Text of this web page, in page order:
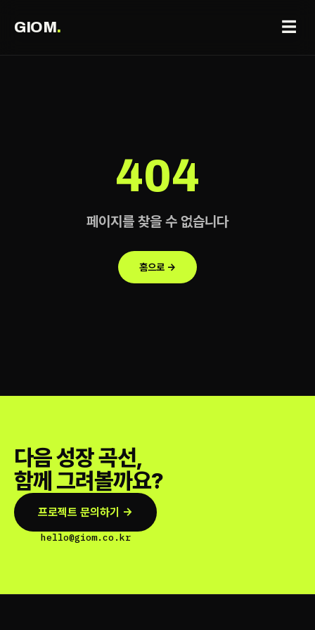
GIOM. ☰
404
페이지를 찾을 수 없습니다
홈으로 →
다음 성장 곡선,
함께 그려볼까요?
프로젝트 문의하기 →
hello@giom.co.kr